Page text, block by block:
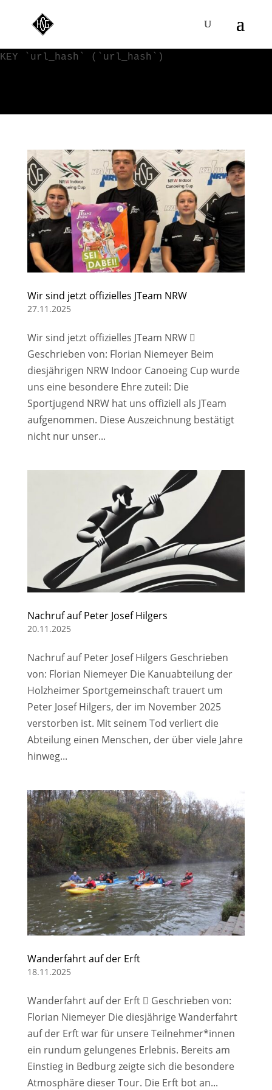
'url_hash']
KEY `url_hash` (`url_hash`)
Wir sind jetzt offizielles JTeam NRW
27.11.2025
Wir sind jetzt offizielles JTeam NRW 
Geschrieben von: Florian Niemeyer Beim
diesjährigen NRW Indoor Canoeing Cup wurde
uns eine besondere Ehre zuteil: Die
Sportjugend NRW hat uns offiziell als JTeam
aufgenommen. Diese Auszeichnung bestätigt
nicht nur unser...
Nachruf auf Peter Josef Hilgers
20.11.2025
Nachruf auf Peter Josef Hilgers Geschrieben
von: Florian Niemeyer Die Kanuabteilung der
Holzheimer Sportgemeinschaft trauert um
Peter Josef Hilgers, der im November 2025
verstorben ist. Mit seinem Tod verliert die
Abteilung einen Menschen, der über viele Jahre
hinweg...
Wanderfahrt auf der Erft
18.11.2025
Wanderfahrt auf der Erft  Geschrieben von:
Florian Niemeyer Die diesjährige Wanderfahrt
auf der Erft war für unsere Teilnehmer*innen
ein rundum gelungenes Erlebnis. Bereits am
Einstieg in Bedburg zeigte sich die besondere
Atmosphäre dieser Tour. Die Erft bot an...